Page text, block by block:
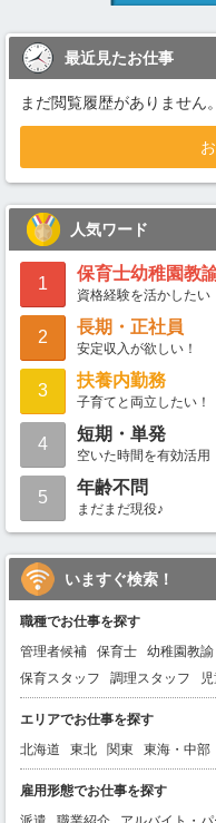
最近見たお仕事
まだ閲覧履歴がありません。
人気ワード
1
保育士幼稚園教
資格経験を活かしたい
2
長期・正社員
安定収入が欲しい！
3
扶養内勤務
子育てと両立したい！
4
短期・単発
空いた時間を有効活用
5
年齢不問
まだまだ現役♪
いますぐ検索！
職種でお仕事を探す
管理者候補
保育士 幼稚園教諭
保育スタッフ
調理スタッフ
エリアでお仕事を探す
北海道
東北 関東 東海・中部
雇用形態でお仕事を探す